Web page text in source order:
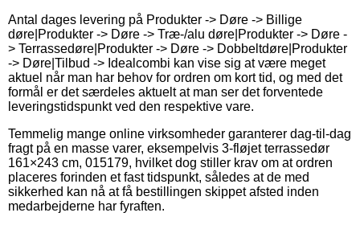
Antal dages levering på Produkter -> Døre -> Billige
døre|Produkter -> Døre -> Træ-/alu døre|Produkter -> Døre -
> Terrassedøre|Produkter -> Døre -> Dobbeltdøre|Produkter
-> Døre|Tilbud -> Idealcombi kan vise sig at være meget
aktuel når man har behov for ordren om kort tid, og med det
formål er det særdeles aktuelt at man ser det forventede
leveringstidspunkt ved den respektive vare.
Temmelig mange online virksomheder garanterer dag-til-dag
fragt på en masse varer, eksempelvis 3-fløjet terrassedør
161×243 cm, 015179, hvilket dog stiller krav om at ordren
placeres forinden et fast tidspunkt, således at de med
sikkerhed kan nå at få bestillingen skippet afsted inden
medarbejderne har fyraften.